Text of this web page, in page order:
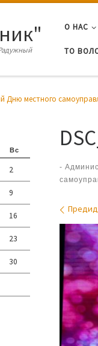
О НАС
ТО
Дню местного
-
Вс
2
9
16
23
30